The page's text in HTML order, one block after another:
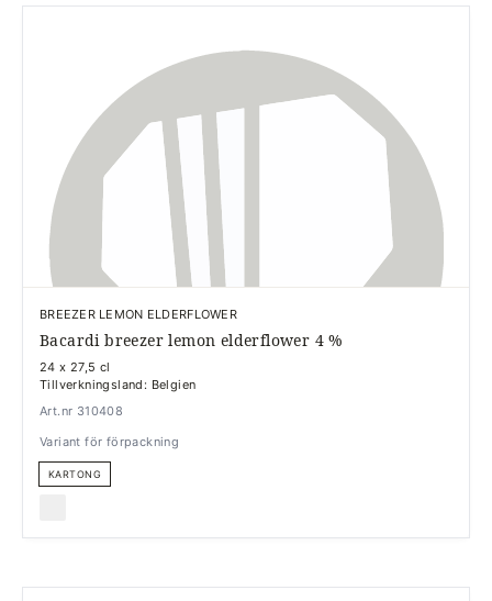
BREEZER LEMON ELDERFLOWER
Bacardi breezer lemon elderflower 4 %
24 x 27,5 cl
Tillverkningsland: Belgien
Art.nr 310408
Variant för förpackning
KARTONG